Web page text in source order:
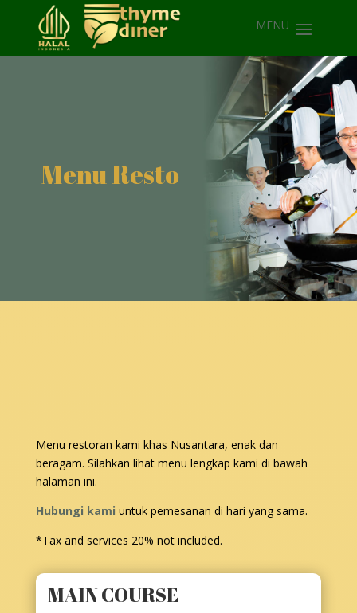
Menu Resto
Menu restoran kami khas Nusantara, enak dan
beragam. Silahkan lihat menu lengkap kami di bawah
halaman ini.
Hubungi kami untuk pemesanan di hari yang sama.
*Tax and services 20% not included.
MAIN COURSE